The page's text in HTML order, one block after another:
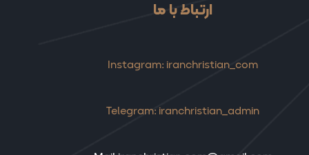
ارتباط با ما
Instagram: iranchristian_com
Telegram: iranchristian_admin